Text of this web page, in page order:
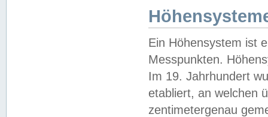
Ein Höhensystem ist
Messpunkten.
Im 19. Jahrhundert
etabliert, an welchen
zentimetergenau